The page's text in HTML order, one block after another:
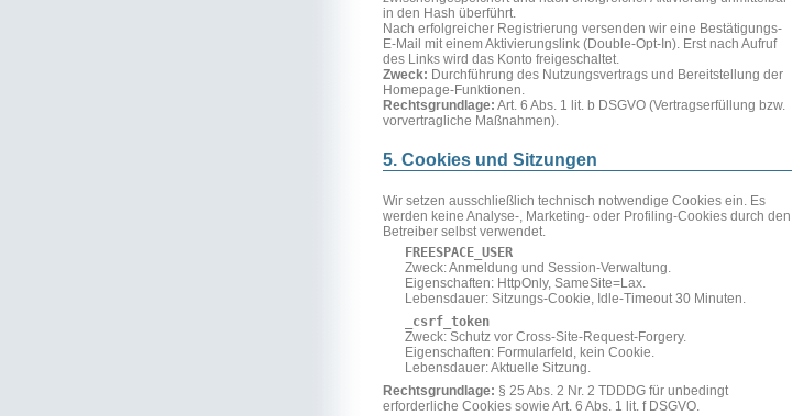
in den Hash überführt.
Nach erfolgreicher Registrierung versenden wir eine Bestätigungs-
E-Mail mit einem Aktivierungslink (Double-Opt-In). Erst nach Aufruf
des Links wird das Konto freigeschaltet.
Zweck: Durchführung des Nutzungsvertrags und Bereitstellung der
Homepage-Funktionen.
Rechtsgrundlage: Art. 6 Abs. 1 lit. b DSGVO (Vertragserfüllung bzw.
vorvertragliche Maßnahmen).
5. Cookies und Sitzungen
Wir setzen ausschließlich technisch notwendige Cookies ein. Es
werden keine Analyse-, Marketing- oder Profiling-Cookies durch den
Betreiber selbst verwendet.
FREESPACE_USER
Zweck: Anmeldung und Session-Verwaltung.
Eigenschaften: HttpOnly, SameSite=Lax.
Lebensdauer: Sitzungs-Cookie, Idle-Timeout 30 Minuten.
_csrf_token
Zweck: Schutz vor Cross-Site-Request-Forgery.
Eigenschaften: Formularfeld, kein Cookie.
Lebensdauer: Aktuelle Sitzung.
Rechtsgrundlage: § 25 Abs. 2 Nr. 2 TDDDG für unbedingt
erforderliche Cookies sowie Art. 6 Abs. 1 lit. f DSGVO.